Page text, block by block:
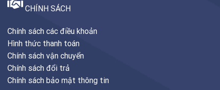
CHÍNH SÁCH
Chính sách các điều khoản
Hình thức thanh toán
Chính sách vận chuyển
Chính sách đổi trả
Chính sách bảo mật thông tin